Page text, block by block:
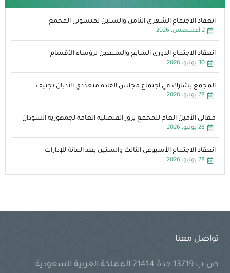
انعقاد الاجتماع الشهري الثامن والستين لمنسوبي المجمع
2 أغسطس، 2026
انعقاد الاجتماع الدوري السابع والسبعين لرؤساء الأقسام
30 يوليو، 2026
المجمع يشارك في اجتماع مجلس القادة متعدِّدي الأديان بجنيف
28 يوليو، 2026
معالي الأمين العام للمجمع يزور القنصلية العامة لجمهورية السودان
28 يوليو، 2026
انعقاد الاجتماع الأسبوعي الثالث والستين بعد المائة للإدارات
28 يوليو، 2026
تواصل معنا
ص.ب 13719 جدة 21414 المملكة العربية السعودية